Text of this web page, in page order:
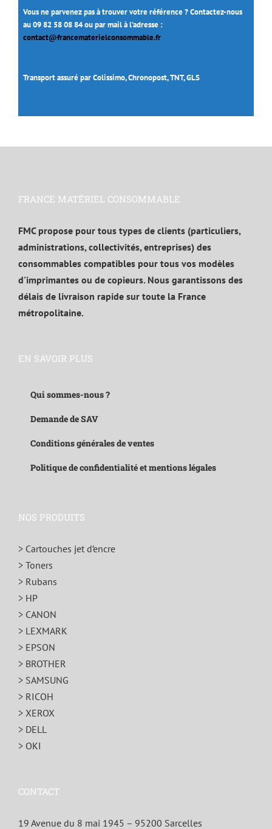
Vous ne parvenez pas à trouver votre référence ? Contactez-nous
au 09 82 58 08 84 ou par mail à l’adresse :
contact@francematerielconsommable.fr
Transport assuré par Colissimo, Chronopost, TNT, GLS
FRANCE MATÉRIEL CONSOMMABLE
FMC propose pour tous types de clients (particuliers,
administrations, collectivités, entreprises) des
consommables compatibles pour tous vos modèles
d'imprimantes ou de copieurs. Nous garantissons des
délais de livraison rapide sur toute la France
métropolitaine.
EN SAVOIR PLUS
Qui sommes-nous ?
Demande de SAV
Conditions générales de ventes
Politique de confidentialité et mentions légales
NOS PRODUITS
> Cartouches jet d’encre
> Toners
> Rubans
> HP
> CANON
> LEXMARK
> EPSON
> BROTHER
> SAMSUNG
> RICOH
> XEROX
> DELL
> OKI
CONTACT
19 Avenue du 8 mai 1945 – 95200 Sarcelles